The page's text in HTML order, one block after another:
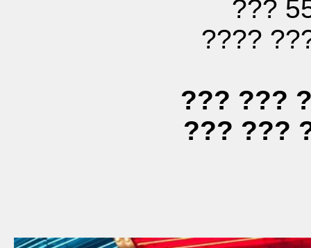
???
????
??? ???
??? ???